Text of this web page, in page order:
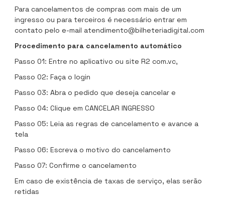
Para cancelamentos de compras com mais de um
ingresso ou para terceiros é necessário entrar em
contato pelo e-mail atendimento@bilheteriadigital.com
Procedimento para cancelamento automático
Passo 01: Entre no aplicativo ou site R2 com.vc,
Passo 02: Faça o login
Passo 03: Abra o pedido que deseja cancelar e
Passo 04: Clique em CANCELAR INGRESSO
Passo 05: Leia as regras de cancelamento e avance a
tela
Passo 06: Escreva o motivo do cancelamento
Passo 07: Confirme o cancelamento
Em caso de existência de taxas de serviço, elas serão
retidas